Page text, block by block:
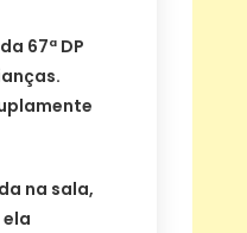
67ª DP
na sala,